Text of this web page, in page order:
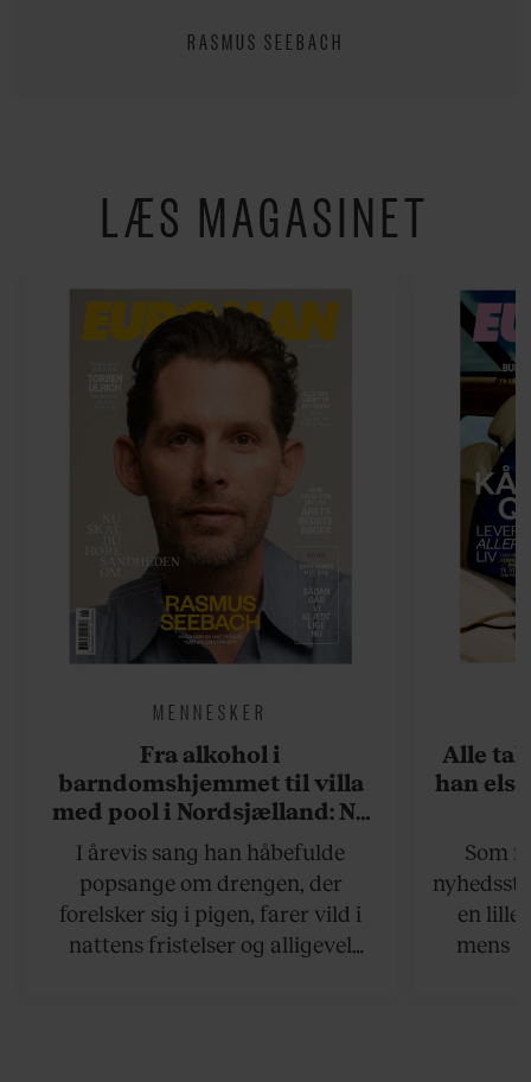
RASMUS SEEBACH
LÆS MAGASINET
MENNESKER
Fra alkohol i
barndomshjemmet til villa
med pool i Nordsjælland: Nu
skal du høre sandheden om
Rasmus Seebach
I årevis sang han håbefulde
popsange om drengen, der
forelsker sig i pigen, farer vild i
nattens fristelser og alligevel
Alle
han
Som
en lille
mens